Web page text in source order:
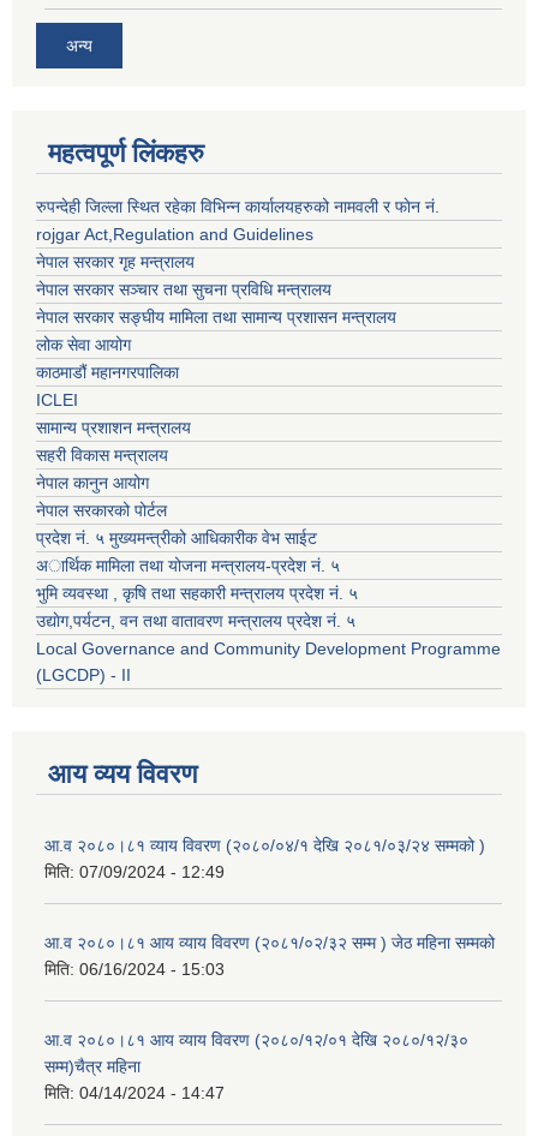
अन्य
महत्वपूर्ण लिंकहरु
रुपन्देही जिल्ला स्थित रहेका विभिन्न कार्यालयहरुको नामवली र फाेन न‌ं.
rojgar Act,Regulation and Guidelines
नेपाल सरकार गृह मन्त्रालय
नेपाल सरकार सञ्चार तथा सुचना प्रविधि मन्त्रालय
नेपाल सरकार सङ्घीय मामिला तथा सामान्य प्रशासन मन्त्रालय
लोक सेवा आयोग
काठमाडौं महानगरपालिका
ICLEI
सामान्य प्रशाशन मन्त्रालय
सहरी विकास मन्त्रालय
नेपाल कानुन आयोग
नेपाल सरकारको पोर्टल
प्रदेश नं. ५ मुख्यमन्त्रीको आधिकारीक वेभ साईट
अार्थिक मामिला तथा योजना मन्त्रालय-प्रदेश नं. ५
भुमि व्यवस्था , कृषि तथा सहकारी मन्त्रालय प्रदेश नं. ५
उद्याेग,पर्यटन, वन तथा वातावरण मन्त्रालय प्रदेश नं. ५
Local Governance and Community Development Programme
(LGCDP) - II
आय व्यय विवरण
आ.व २०८०।८१ व्याय विवरण (२०८०/०४/१ देखि २०८१/०३/२४ सम्मको )
मिति: 07/09/2024 - 12:49
आ.व २०८०।८१ आय व्याय विवरण (२०८१/०२/३२ सम्म ) जेठ महिना सम्मको
मिति: 06/16/2024 - 15:03
आ.व २०८०।८१ आय व्याय विवरण (२०८०/१२/०१ देखि २०८०/१२/३०
सम्म)चैत्र महिना
मिति: 04/14/2024 - 14:47